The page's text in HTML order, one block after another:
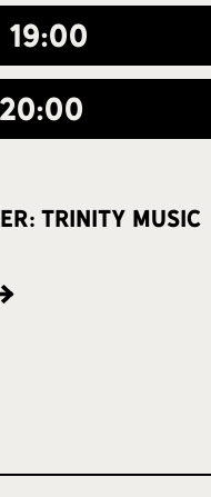
19:00
20:00
trinity music